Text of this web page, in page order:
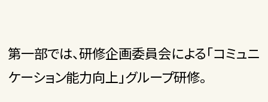
第一部では、研修企画委員会による「コミュニ
ケーション能力向上」グループ研修。